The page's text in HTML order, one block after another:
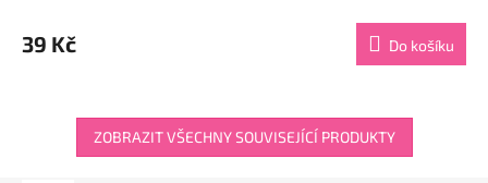
produktu
je
39 Kč Do košíku
ZOBRAZIT VŠECHNY SOUVISEJÍCÍ PRODUKTY